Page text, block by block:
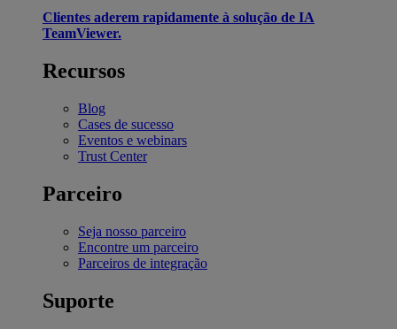
Clientes aderem rapidamente à solução de IA
TeamViewer.
Recursos
Blog
Cases de sucesso
Eventos e webinars
Trust Center
Parceiro
Seja nosso parceiro
Encontre um parceiro
Parceiros de integração
Suporte